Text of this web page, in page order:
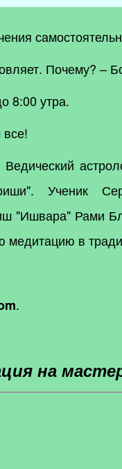
Почему? –
8:00 утра.
Ученик
Рами
медитацию в
.
на